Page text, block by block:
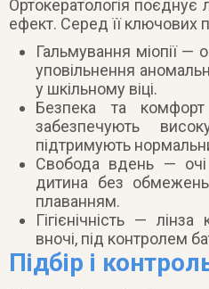
Ортокератологія поєднує
ефект. Серед її ключових
Гальмування міопії —
уповільнення
у шкільному віці.
Безпека та
забезпечують
підтримують
Свобода вдень — очі
дитина без
плаванням.
Гігієнічність —
вночі, під контролем
Підбір і